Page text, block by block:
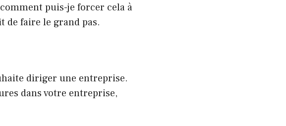
puis-je forcer cela à
de faire le grand pas.
diriger une entreprise.
dans votre entreprise,